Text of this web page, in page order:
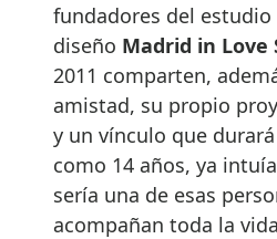
fundadores del
diseño Madrid in Love
2011 comparten,
amistad, su propio
y un vínculo que
como 14 años, ya
sería una de esas
acompañan toda la